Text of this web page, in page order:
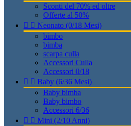
Sconti del 70% ed oltre
Offerte al 50%
  Neonato (0/18 Mesi)
bimbo
bimba
scarpa culla
Accessori Culla
Accessori 0/18
  Baby (6/36 Mesi)
Baby bimba
Baby bimbo
Accessori 6/36
  Mini (2/10 Anni)